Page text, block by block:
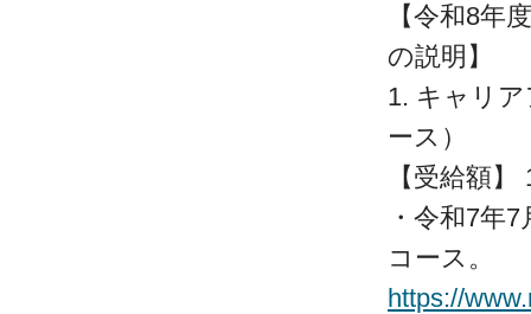
【令和8年
の説明】
1. キャリ
ース）
【受給額
・令和7年
コース。
https://